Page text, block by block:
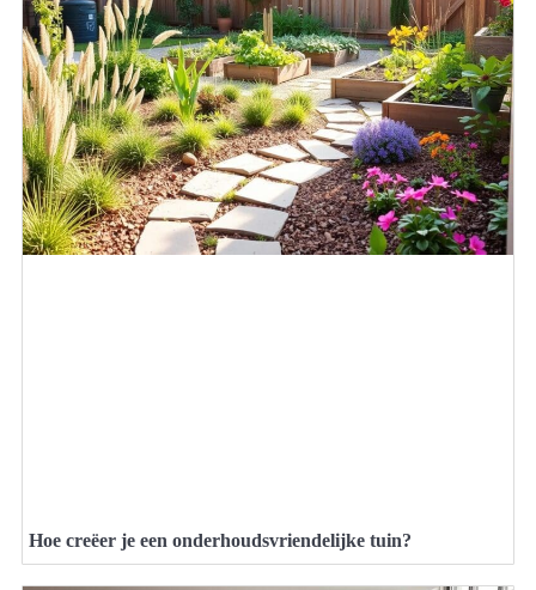
Hoe creëer je een onderhoudsvriendelijke tuin?